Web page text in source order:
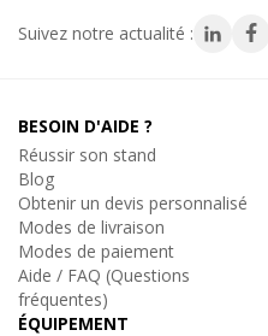
Suivez notre actualité :
BESOIN D'AIDE ?
Réussir son stand
Blog
Obtenir un devis personnalisé
Modes de livraison
Modes de paiement
Aide / FAQ (Questions
fréquentes)
ÉQUIPEMENT